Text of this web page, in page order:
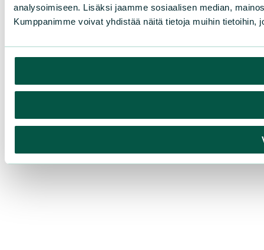
analysoimiseen. Lisäksi jaamme sosiaalisen median,
Kumppanimme voivat yhdistää näitä tietoja muihin tietoihin,